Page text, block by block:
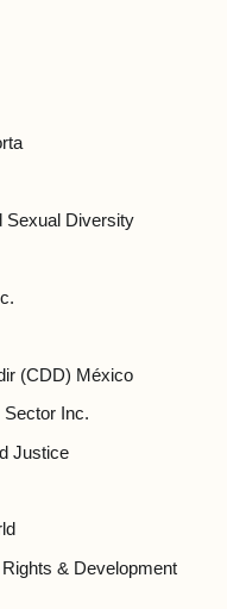
Sexual Diversity
(CDD) México
Inc.
Justice
& Development